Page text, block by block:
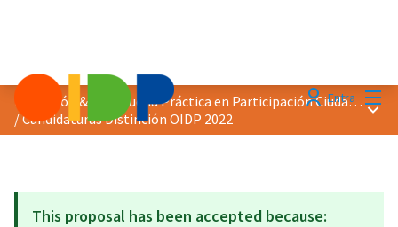
EntraDistinción &quot;Buena Práctica en Participación Ciudadana&quot; 2022
/Candidaturas Distinción OIDP 2022
This proposal has been accepted because: